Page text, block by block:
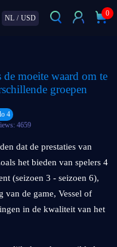
NL / USD
0
moeite waard om te
groepen
4
4659
dat de prestaties van
het bieden van spelers 4
(seizoen 3 - seizoen 6),
van de game, Vessel of
in de kwaliteit van het